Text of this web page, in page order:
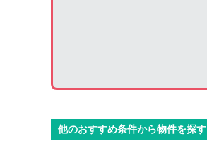
他のおすすめ条件から物件を探す